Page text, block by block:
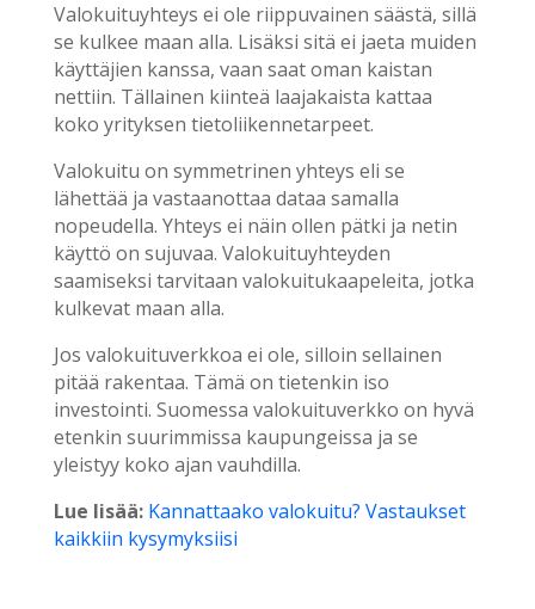
Valokuituyhteys ei ole riippuvainen säästä, sillä
se kulkee maan alla. Lisäksi sitä ei jaeta muiden
käyttäjien kanssa, vaan saat oman kaistan
nettiin. Tällainen kiinteä laajakaista kattaa
koko yrityksen tietoliikennetarpeet.
Valokuitu on symmetrinen yhteys eli se
lähettää ja vastaanottaa dataa samalla
nopeudella. Yhteys ei näin ollen pätki ja netin
käyttö on sujuvaa. Valokuituyhteyden
saamiseksi tarvitaan valokuitukaapeleita, jotka
kulkevat maan alla.
Jos valokuituverkkoa ei ole, silloin sellainen
pitää rakentaa. Tämä on tietenkin iso
investointi. Suomessa valokuituverkko on hyvä
etenkin suurimmissa kaupungeissa ja se
yleistyy koko ajan vauhdilla.
Lue lisää: Kannattaako valokuitu? Vastaukset
kaikkiin kysymyksiisi